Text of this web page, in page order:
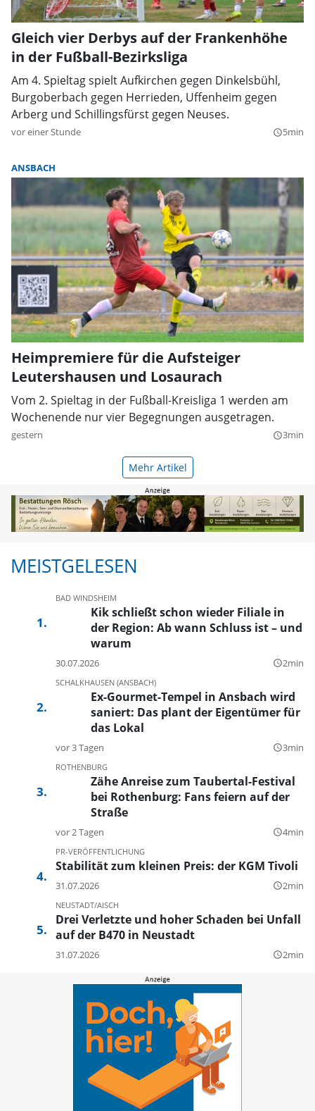
Gleich vier Derbys auf der Frankenhöhe
in der Fußball-Bezirksliga
Am 4. Spieltag spielt Aufkirchen gegen Dinkelsbühl,
Burgoberbach gegen Herrieden, Uffenheim gegen
Arberg und Schillingsfürst gegen Neuses.
vor einer Stunde query_builder5min
ANSBACH
Heimpremiere für die Aufsteiger
Leutershausen und Losaurach
Vom 2. Spieltag in der Fußball-Kreisliga 1 werden am
Wochenende nur vier Begegnungen ausgetragen.
gestern query_builder3min
Mehr Artikel
MEISTGELESEN
BAD WINDSHEIM
Kik schließt schon wieder Filiale in
der Region: Ab wann Schluss ist – und
warum
30.07.2026 query_builder2min
SCHALKHAUSEN (ANSBACH)
Ex-Gourmet-Tempel in Ansbach wird
saniert: Das plant der Eigentümer für
das Lokal
vor 3 Tagen query_builder3min
ROTHENBURG
Zähe Anreise zum Taubertal-Festival
bei Rothenburg: Fans feiern auf der
Straße
vor 2 Tagen query_builder4min
PR-VERÖFFENTLICHUNG
Stabilität zum kleinen Preis: der KGM Tivoli
31.07.2026 query_builder2min
NEUSTADT/AISCH
Drei Verletzte und hoher Schaden bei Unfall
auf der B470 in Neustadt
31.07.2026 query_builder2min